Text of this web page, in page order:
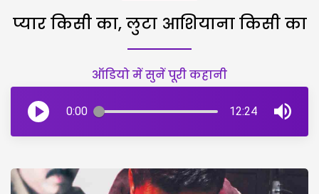
प्यार किसी का, लुटा आशियाना किसी का
ऑडियो में सुनें पूरी कहानी
0:00 12:24